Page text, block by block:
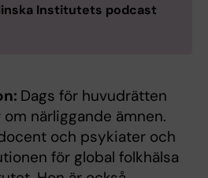
Institutets podcast
Dags för huvudrätten
närliggande ämnen.
och psykiater och
för global folkhälsa